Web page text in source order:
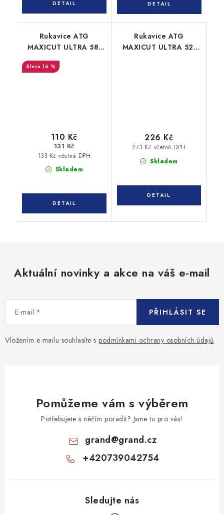
Rukavice ATG
MAXICUT ULTRA 58-
917 protiřezné
16 %
Skladem
133 Kč včetně DPH
110 Kč
131 Kč
Rukavice ATG
MAXICUT ULTRA 52-
Skladem
273 Kč včetně DPH
226 Kč
Aktuální novinky a akce na váš e-mail
E-mail
Vložením e-mailu souhlasíte s podmínkami ochrany osobních údajů
PŘIHLÁSIT SE
Pomůžeme vám s výběrem
Potřebujete s něčím poradit? Jsme tu pro vás!
grand@grand.cz
+420739042754